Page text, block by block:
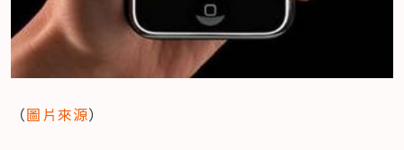
（圖片來源）